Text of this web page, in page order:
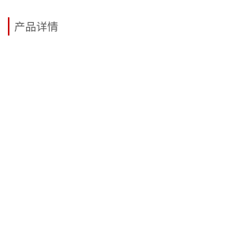
产品详情